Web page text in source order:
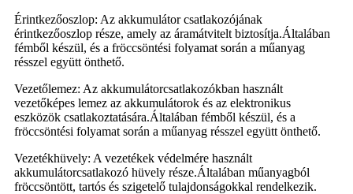
Érintkezőoszlop: Az akkumulátor csatlakozójának
érintkezőoszlop része, amely az áramátvitelt biztosítja.Általában
fémből készül, és a fröccsöntési folyamat során a műanyag
résszel együtt önthető.
Vezetőlemez: Az akkumulátorcsatlakozókban használt
vezetőképes lemez az akkumulátorok és az elektronikus
eszközök csatlakoztatására.Általában fémből készül, és a
fröccsöntési folyamat során a műanyag résszel együtt önthető.
Vezetékhüvely: A vezetékek védelmére használt
akkumulátorcsatlakozó hüvely része.Általában műanyagból
fröccsöntött, tartós és szigetelő tulajdonságokkal rendelkezik.